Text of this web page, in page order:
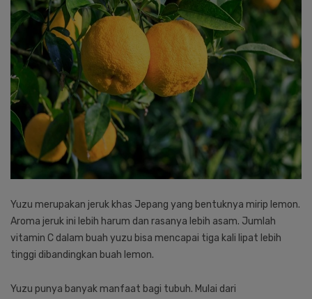
Yuzu merupakan jeruk khas Jepang yang bentuknya mirip lemon.
Aroma jeruk ini lebih harum dan rasanya lebih asam. Jumlah
vitamin C dalam buah yuzu bisa mencapai tiga kali lipat lebih
tinggi dibandingkan buah lemon.
Yuzu punya banyak manfaat bagi tubuh. Mulai dari